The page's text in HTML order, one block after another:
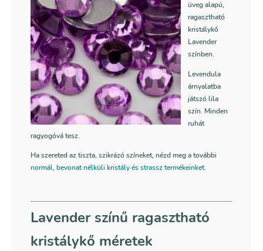
üveg alapú,
ragasztható
kristálykő
Lavender
színben.
Levendula
árnyalatba
játszó lila
szín. Minden
ruhát
ragyogóvá tesz.
Ha szereted az tiszta, szikrázó színeket, nézd meg a további
normál, bevonat nélküli kristály és strassz termékeinket.
Lavender színű ragasztható
kristálykő méretek